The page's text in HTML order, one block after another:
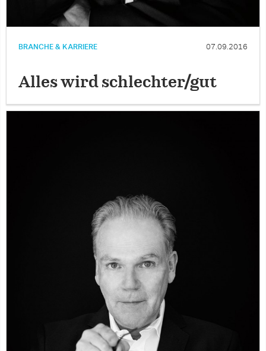
BRANCHE & KARRIERE 07.09.2016
Alles wird schlechter/gut